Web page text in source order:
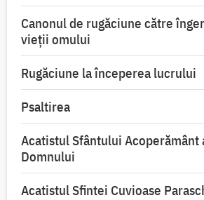
Canonul de rugăciune către
vieții omului
Rugăciune la începerea lucrului
Psaltirea
Acatistul Sfântului Acoperământ
Domnului
Acatistul Sfintei Cuvioase